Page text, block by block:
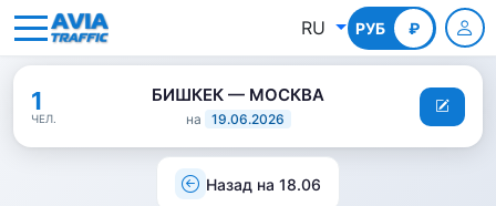
RU РУБ ₽
КГС
1
ЧЕЛ.
БИШКЕК — МОСКВА
на 19.06.2026
Назад на 18.06